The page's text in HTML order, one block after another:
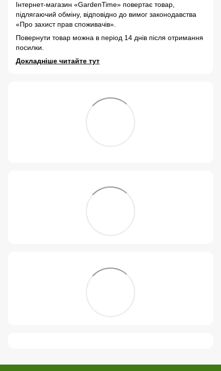
Інтернет-магазин «GardenTime» повертає товар,
підлягаючий обміну, відповідно до вимог законодавства
«Про захист прав споживачів».
Повернути товар можна в період 14 днів після отримання
посилки.
Докладніше читайте тут